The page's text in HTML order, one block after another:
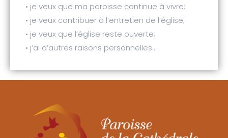
• je veux que ma paroisse continue à vivre;
• je veux contribuer à l’entretien de l’église;
• je veux que l’église reste ouverte;
• j’ai d’autres raisons personnelles…